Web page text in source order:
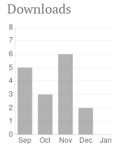
Downloads